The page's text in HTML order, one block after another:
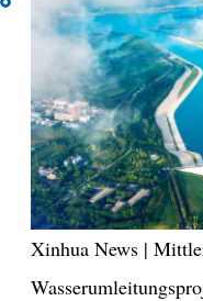
Xinhua News |